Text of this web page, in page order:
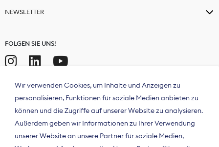
NEWSLETTER
FOLGEN SIE UNS!
Wir verwenden Cookies, um Inhalte und Anzeigen zu
personalisieren, Funktionen für soziale Medien anbieten zu
können und die Zugriffe auf unserer Website zu analysieren.
Außerdem geben wir Informationen zu Ihrer Verwendung
unserer Website an unsere Partner für soziale Medien,